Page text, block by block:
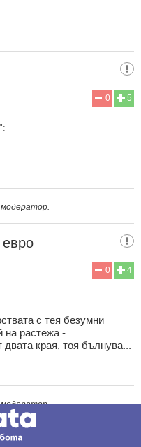
5
0
евро
4
0
с тея безумни
на растежа -
края, тоя бълнува...